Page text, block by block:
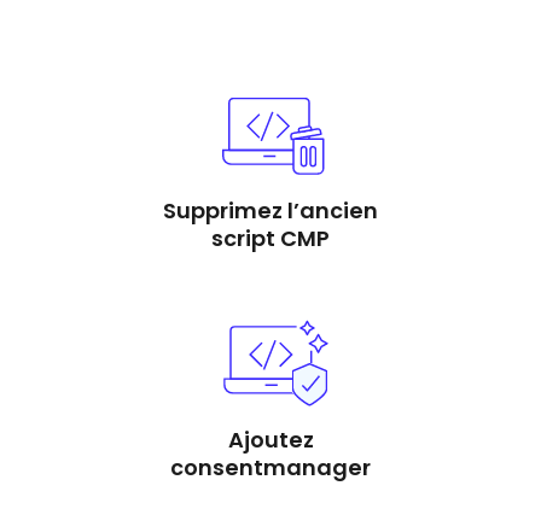
Supprimez l’ancien
script CMP
Ajoutez
consentmanager